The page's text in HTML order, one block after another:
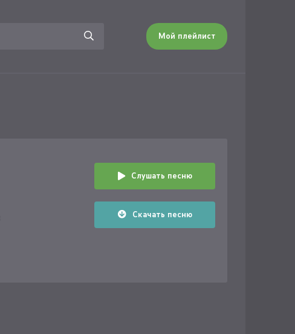
Мой плейлист
Слушать песню
Скачать песню